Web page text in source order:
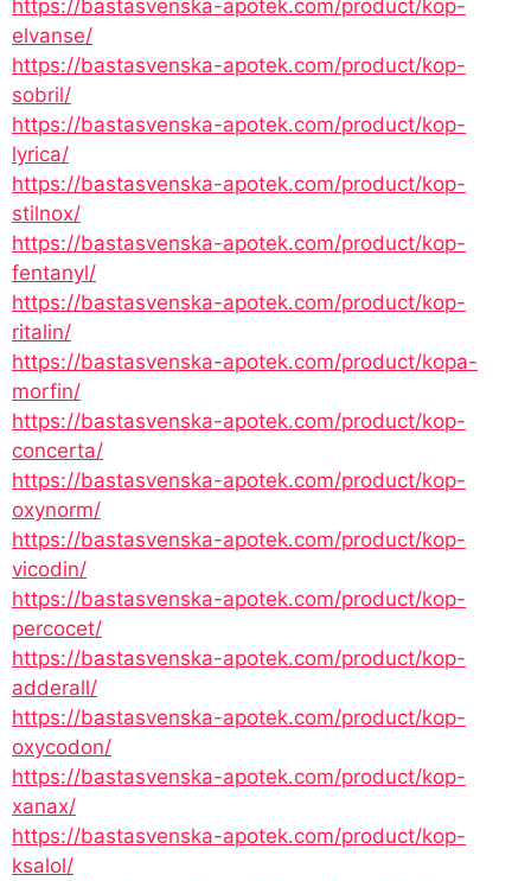
https://bastasvenska-apotek.com/product/kop-
elvanse/
https://bastasvenska-apotek.com/product/kop-
sobril/
https://bastasvenska-apotek.com/product/kop-
lyrica/
https://bastasvenska-apotek.com/product/kop-
stilnox/
https://bastasvenska-apotek.com/product/kop-
fentanyl/
https://bastasvenska-apotek.com/product/kop-
ritalin/
https://bastasvenska-apotek.com/product/kopa-
morfin/
https://bastasvenska-apotek.com/product/kop-
concerta/
https://bastasvenska-apotek.com/product/kop-
oxynorm/
https://bastasvenska-apotek.com/product/kop-
vicodin/
https://bastasvenska-apotek.com/product/kop-
percocet/
https://bastasvenska-apotek.com/product/kop-
adderall/
https://bastasvenska-apotek.com/product/kop-
oxycodon/
https://bastasvenska-apotek.com/product/kop-
xanax/
https://bastasvenska-apotek.com/product/kop-
ksalol/